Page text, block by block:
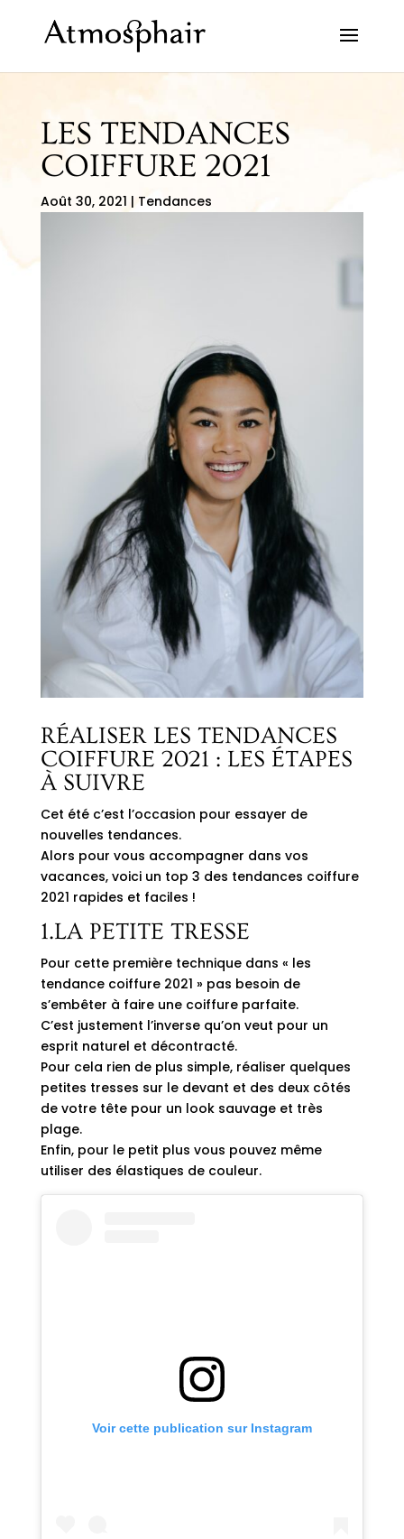
LES TENDANCES
COIFFURE 2021
Août 30, 2021 | Tendances
RÉALISER LES TENDANCES
COIFFURE 2021 : LES ÉTAPES
À SUIVRE
Cet été c’est l’occasion pour essayer de
nouvelles tendances.
Alors pour vous accompagner dans vos
vacances, voici un top 3 des tendances coiffure
2021 rapides et faciles !
1.LA PETITE TRESSE
Pour cette premièretechniquedans « les
tendance coiffure 2021 » pas besoin de
s’embêter à faire une coiffure parfaite.
C’est justement l’inverse qu’on veut pour un
esprit naturel et décontracté.
Pour cela rien de plus simple, réaliser quelques
petites tresses sur le devant et des deux côtés
de votre tête pour un look sauvage et très
plage.
Enfin, pour le petit plus vous pouvez même
utiliser des élastiques de couleur.
Voir cette publication sur Instagram